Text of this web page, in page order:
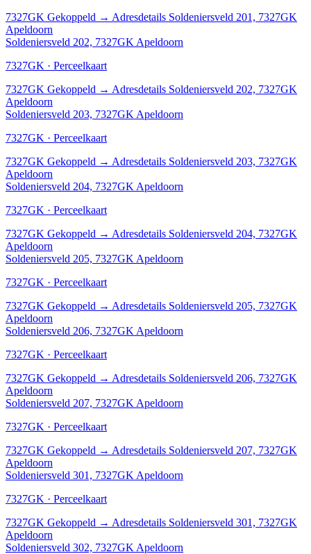
7327GK Gekoppeld → Adresdetails Soldeniersveld 201, 7327GK
Apeldoorn
Soldeniersveld 202, 7327GK Apeldoorn
7327GK · Perceelkaart
7327GK Gekoppeld → Adresdetails Soldeniersveld 202, 7327GK
Apeldoorn
Soldeniersveld 203, 7327GK Apeldoorn
7327GK · Perceelkaart
7327GK Gekoppeld → Adresdetails Soldeniersveld 203, 7327GK
Apeldoorn
Soldeniersveld 204, 7327GK Apeldoorn
7327GK · Perceelkaart
7327GK Gekoppeld → Adresdetails Soldeniersveld 204, 7327GK
Apeldoorn
Soldeniersveld 205, 7327GK Apeldoorn
7327GK · Perceelkaart
7327GK Gekoppeld → Adresdetails Soldeniersveld 205, 7327GK
Apeldoorn
Soldeniersveld 206, 7327GK Apeldoorn
7327GK · Perceelkaart
7327GK Gekoppeld → Adresdetails Soldeniersveld 206, 7327GK
Apeldoorn
Soldeniersveld 207, 7327GK Apeldoorn
7327GK · Perceelkaart
7327GK Gekoppeld → Adresdetails Soldeniersveld 207, 7327GK
Apeldoorn
Soldeniersveld 301, 7327GK Apeldoorn
7327GK · Perceelkaart
7327GK Gekoppeld → Adresdetails Soldeniersveld 301, 7327GK
Apeldoorn
Soldeniersveld 302, 7327GK Apeldoorn